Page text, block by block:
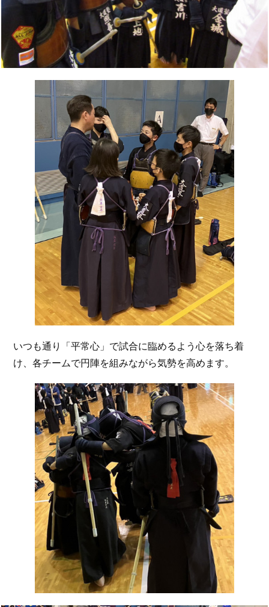
いつも通り「平常心」で試合に臨めるよう心を落ち着
け、各チームで円陣を組みながら気勢を高めます。